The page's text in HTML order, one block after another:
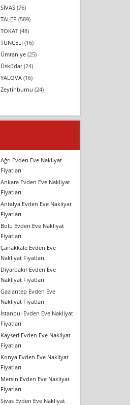
SİVAS(76)
TALEP (589)
TOKAT(48)
TUNCELİ (16)
Ümraniye(25)
Üsküdar(24)
YALOVA(16)
Zeytinburnu (24)
Ağrı Evden Eve Nakliyat
Fiyatları
Ankara Evden Eve Nakliyat
Fiyatları
Antalya Evden Eve Nakliyat
Fiyatları
Bolu Evden Eve Nakliyat
Fiyatları
Çanakkale Evden Eve
Nakliyat Fiyatları
Diyarbakır Evden Eve
Nakliyat Fiyatları
Gaziantep Evden Eve
Nakliyat Fiyatları
İstanbul Evden Eve Nakliyat
Fiyatları
Kayseri Evden Eve Nakliyat
Fiyatları
Konya Evden Eve Nakliyat
Fiyatları
Mersin Evden Eve Nakliyat
Fiyatları
Sivas Evden Eve Nakliyat